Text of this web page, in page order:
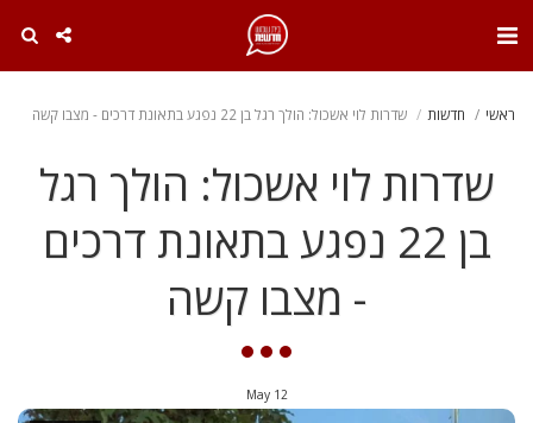
ראשי חדשות שדרות לוי אשכול: הולך רגל בן 22 נפגע בתאונת דרכים - מצבו קשה
שדרות לוי אשכול: הולך רגל
בן 22 נפגע בתאונת דרכים
- מצבו קשה
12
May